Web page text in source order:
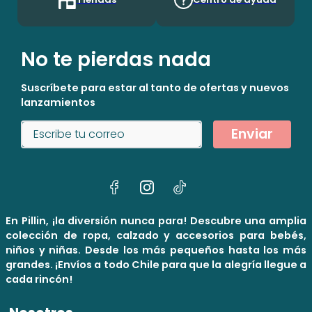
No te pierdas nada
Suscríbete para estar al tanto de ofertas y nuevos
lanzamientos
Enviar
En Pillin, ¡la diversión nunca para! Descubre una amplia
colección de ropa, calzado y accesorios para bebés,
niños y niñas. Desde los más pequeños hasta los más
grandes. ¡Envíos a todo Chile para que la alegría llegue a
cada rincón!